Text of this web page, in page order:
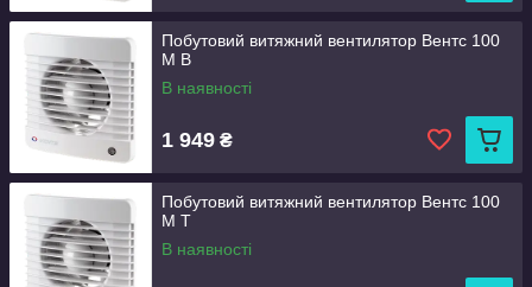
Побутовий витяжний вентилятор Вентс 100
М В
В наявності
1 949 ₴
Побутовий витяжний вентилятор Вентс 100
М Т
В наявності